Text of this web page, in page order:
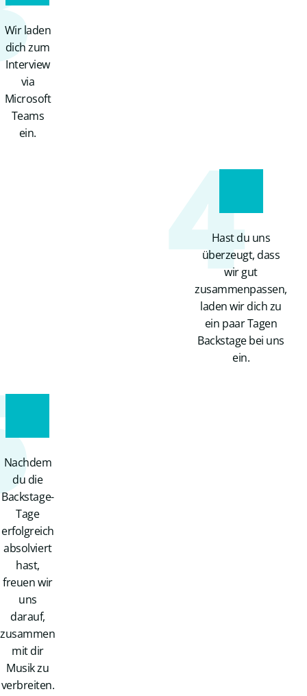
Wir laden
dich zum
Interview
via
Microsoft
Teams
ein.
4
Hast du uns
überzeugt, dass
wir gut
zusammenpassen,
laden wir dich zu
ein paar Tagen
Backstage bei uns
ein.
Nachdem
du die
Backstage-
Tage
erfolgreich
absolviert
hast,
freuen wir
uns
darauf,
zusammen
mit dir
Musik zu
verbreiten.